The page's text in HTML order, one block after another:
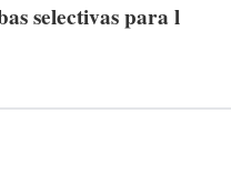
selectivas para l